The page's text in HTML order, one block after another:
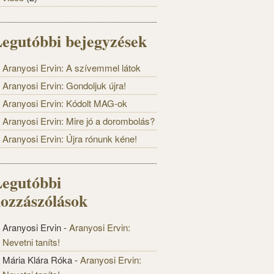
bejegyzések
Aranyosi Ervin: A szívemmel látok
Aranyosi Ervin: Gondoljuk újra!
Aranyosi Ervin: Kódolt MAG-ok
Aranyosi Ervin: Mire jó a dorombolás?
Aranyosi Ervin: Újra rónunk kéne!
Aranyosi Ervin-Aranyosi Ervin:
Nevetni taníts!
Mária Klára Róka-Aranyosi Ervin: